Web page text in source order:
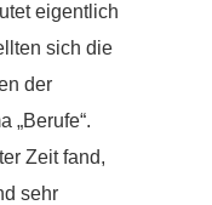
eigentlich
sich die
der
„Berufe“.
Zeit fand,
sehr